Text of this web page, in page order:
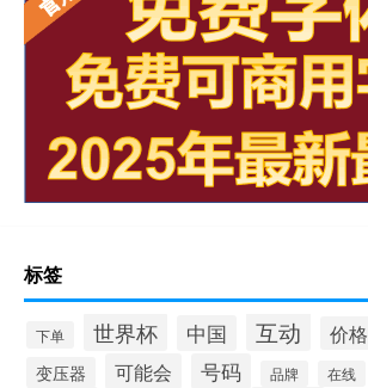
标签
下单 世界杯 中国 互动 价格
变压器 可能会 号码 品牌 在线